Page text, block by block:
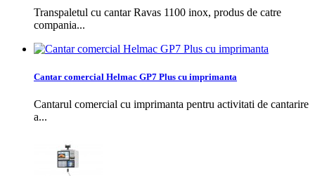
Transpaletul cu cantar Ravas 1100 inox, produs de catre
compania...
Cantar comercial Helmac GP7 Plus cu imprimanta
Cantarul comercial cu imprimanta pentru activitati de cantarire
a...